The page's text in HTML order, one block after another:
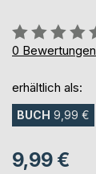
Bewertung::
0%
0 Bewertungen
erhältlich als:
BUCH 9,99 €
9,99 €